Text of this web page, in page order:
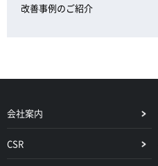
改善事例のご紹介
会社案内
CSR